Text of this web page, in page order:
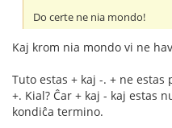
Do certe ne nia mondo!
Kaj krom nia mondo vi ne
Tuto estas + kaj -. + ne
+. Kial? Ĉar + kaj - kaj estas
kondiĉa termino.